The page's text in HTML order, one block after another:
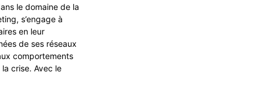
le domaine de la
s’engage à
en leur
de ses réseaux
comportements
crise. Avec le